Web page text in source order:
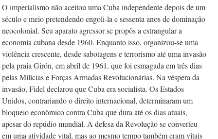
O imperialismo não aceitou uma Cuba independente depois de um
século e meio pretendendo engoli-la e sessenta anos de dominação
neocolonial. Seu aparato agressor se propôs a estrangular a
economia cubana desde 1960. Enquanto isso, organizou-se uma
violência crescente, desde sabotagens e terrorismo até uma invasão
pela praia Girón, em abril de 1961, que foi esmagada em três dias
pelas Milícias e Forças Armadas Revolucionárias. Na véspera da
invasão, Fidel declarou que Cuba era socialista. Os Estados
Unidos, contrariando o direito internacional, determinaram um
bloqueio econômico contra Cuba que dura até os dias atuais,
apesar do repúdio mundial. A defesa da Revolução se converteu
em uma atividade vital, mas ao mesmo tempo também eram vitais